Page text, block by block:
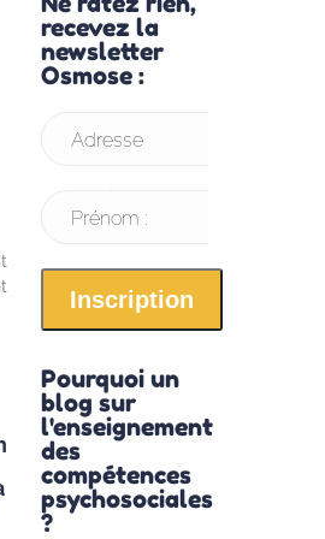
recevez la
newsletter
Osmose :
Adresse
Prénom :
Pourquoi un
blog sur
l'enseignement
des
compétences
psychosociales
?